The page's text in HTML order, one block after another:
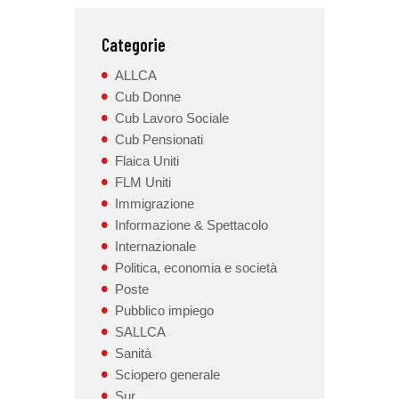
Categorie
ALLCA
Cub Donne
Cub Lavoro Sociale
Cub Pensionati
Flaica Uniti
FLM Uniti
Immigrazione
Informazione & Spettacolo
Internazionale
Politica, economia e società
Poste
Pubblico impiego
SALLCA
Sanità
Sciopero generale